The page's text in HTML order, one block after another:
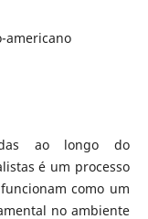
americano
ao longo do
é um processo
como um
no ambiente